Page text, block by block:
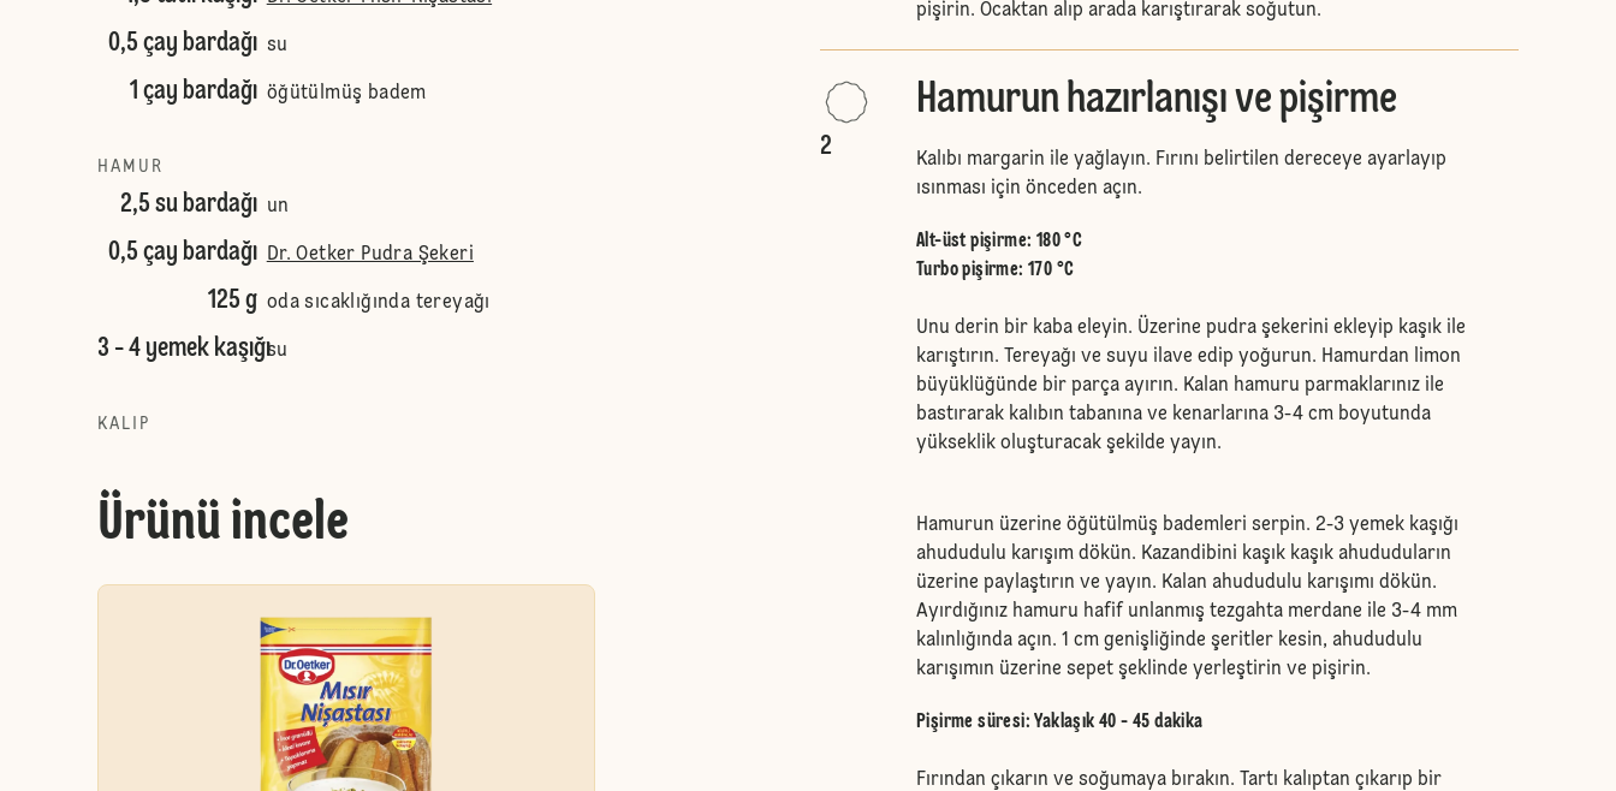
0,5 çay bardağı su
1 çay bardağı öğütülmüş badem
HAMUR
2,5 su bardağı un
0,5 çay bardağı Dr. Oetker Pudra Şekeri
125 g oda sıcaklığında tereyağı
3 - 4 yemek kaşığısu
KALIP
Ürünü incele
pişirin. Ocaktan alıp arada karıştırarak soğutun.
2
Hamurun hazırlanışı ve pişirme
Kalıbı margarin ile yağlayın. Fırını belirtilen dereceye ayarlayıp
ısınması için önceden açın.
Alt-üst pişirme: 180 °C
Turbo pişirme: 170 °C
Unu derin bir kaba eleyin. Üzerine pudra şekerini ekleyip kaşık ile
karıştırın. Tereyağı ve suyu ilave edip yoğurun. Hamurdan limon
büyüklüğünde bir parça ayırın. Kalan hamuru parmaklarınız ile
bastırarak kalıbın tabanına ve kenarlarına 3-4 cm boyutunda
yükseklik oluşturacak şekilde yayın.
Hamurun üzerine öğütülmüş bademleri serpin. 2-3 yemek kaşığı
ahududulu karışım dökün. Kazandibini kaşık kaşık ahududuların
üzerine paylaştırın ve yayın. Kalan ahududulu karışımı dökün.
Ayırdığınız hamuru hafif unlanmış tezgahta merdane ile 3-4 mm
kalınlığında açın. 1 cm genişliğinde şeritler kesin, ahududulu
karışımın üzerine sepet şeklinde yerleştirin ve pişirin.
Pişirme süresi: Yaklaşık 40 - 45 dakika
Fırından çıkarın ve soğumaya bırakın. Tartı kalıptan çıkarıp bir